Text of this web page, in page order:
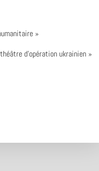
»
d’opération ukrainien »